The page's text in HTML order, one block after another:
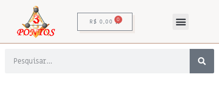
R$ 0,00 0